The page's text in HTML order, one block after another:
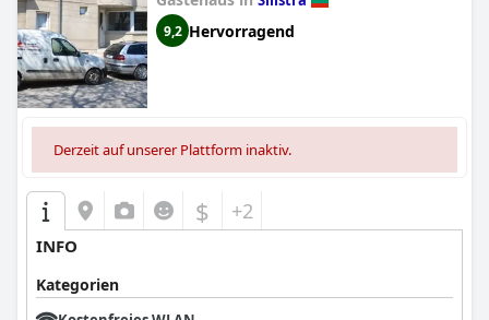
9,2 Hervorragend
Derzeit auf unserer Plattform inaktiv.
$ +2
INFO
Kategorien